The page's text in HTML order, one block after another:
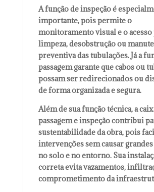
A função de inspeção é
importante, pois permite o
monitoramento visual e o acesso
limpeza, desobstrução ou
preventiva das tubulações. Já a
passagem garante que cabos ou
possam ser redirecionados ou
de forma organizada e segura.
Além de sua função técnica, a
passagem e inspeção contribui
sustentabilidade da obra, pois
intervenções sem causar
no solo e no entorno. Sua
correta evita vazamentos,
comprometimento da